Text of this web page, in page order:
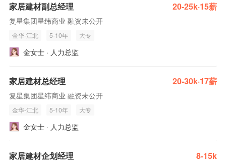
家居建材副总经理 20-25k·15薪
复星集团星纬商业 融资未公开
金华-江北 5-10年 大专
金女士 · 人力总监
家居建材总经理 20-30k·17薪
复星集团星纬商业 融资未公开
金华-江北 5-10年 大专
金女士 · 人力总监
家居建材企划经理 8-15k